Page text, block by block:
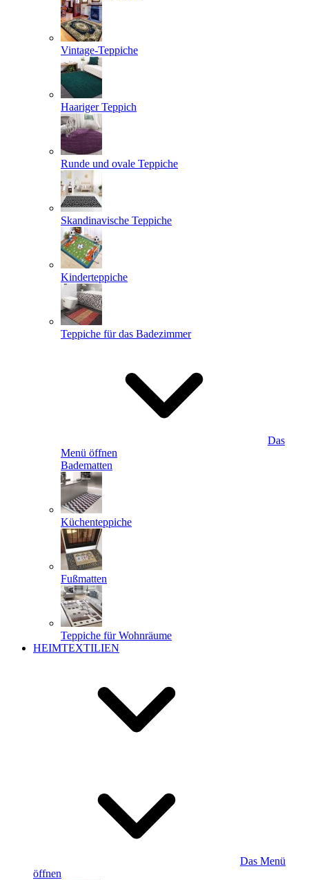
Vintage-Teppiche
Haariger Teppich
Runde und ovale Teppiche
Skandinavische Teppiche
Kinderteppiche
Teppiche für das Badezimmer
Das
Menü öffnen
Badematten
Küchenteppiche
Fußmatten
Teppiche für Wohnräume
HEIMTEXTILIEN
Das Menü
öffnen